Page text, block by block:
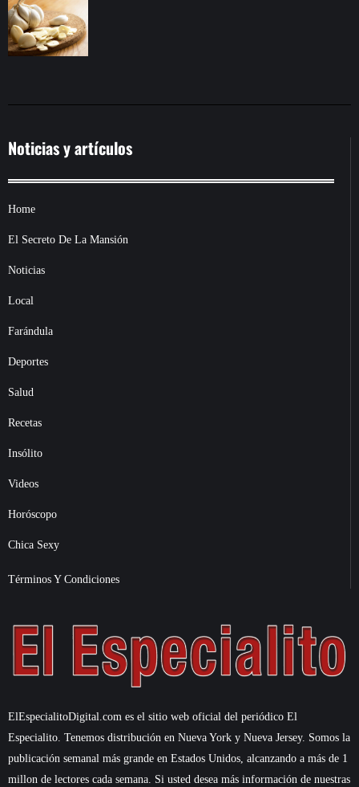
Noticias y artículos
Home
El Secreto De La Mansión
Noticias
Local
Farándula
Deportes
Salud
Recetas
Insólito
Videos
Horóscopo
Chica Sexy
Términos Y Condiciones
ElEspecialitoDigital.com es el sitio web oficial del periódico El
Especialito. Tenemos distribución en Nueva York y Nueva Jersey. Somos la
publicación semanal más grande en Estados Unidos, alcanzando a más de 1
millon de lectores cada semana. Si usted desea más información de nuestras